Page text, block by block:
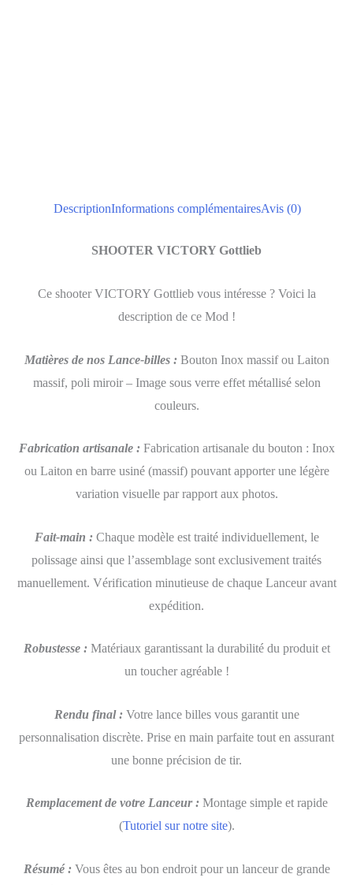
DescriptionInformations complémentairesAvis (0)
SHOOTER VICTORY Gottlieb
Ce shooter VICTORY Gottlieb vous intéresse ? Voici la
description de ce Mod !
Matières de nos Lance-billes : Bouton Inox massif ou Laiton
massif, poli miroir – Image sous verre effet métallisé selon
couleurs.
Fabrication artisanale : Fabrication artisanale du bouton : Inox
ou Laiton en barre usiné (massif) pouvant apporter une légère
variation visuelle par rapport aux photos.
Fait-main : Chaque modèle est traité individuellement, le
polissage ainsi que l’assemblage sont exclusivement traités
manuellement. Vérification minutieuse de chaque Lanceur avant
expédition.
Robustesse : Matériaux garantissant la durabilité du produit et
un toucher agréable !
Rendu final : Votre lance billes vous garantit une
personnalisation discrète. Prise en main parfaite tout en assurant
une bonne précision de tir.
Remplacement de votre Lanceur : Montage simple et rapide
(Tutoriel sur notre site).
Résumé : Vous êtes au bon endroit pour un lanceur de grande